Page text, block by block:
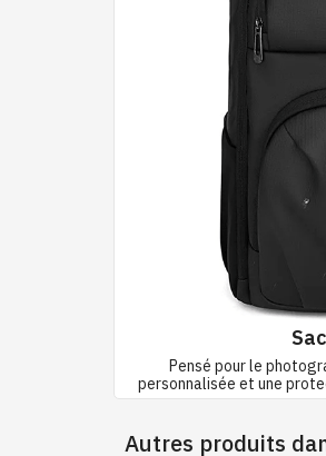
Pensé pour le
personnalisée et une
Autres produits